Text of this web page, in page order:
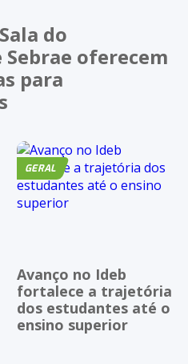
do
oferecem
para
GERAL
Avanço no Ideb
fortalece a trajetória
dos estudantes até o
ensino superior